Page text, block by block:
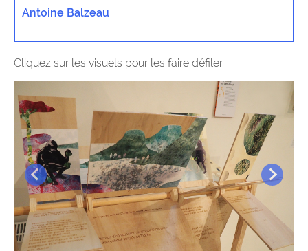
Antoine Balzeau
Cliquez sur les visuels pour les faire défiler.